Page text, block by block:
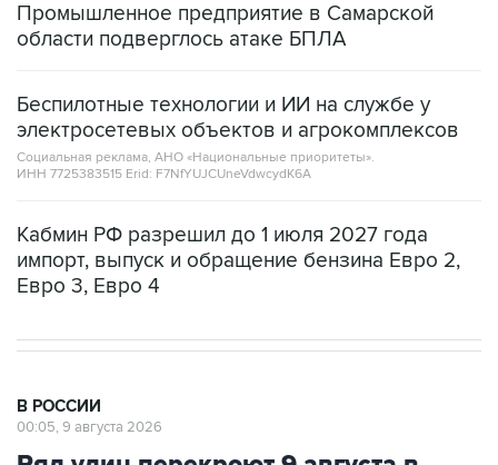
Промышленное предприятие в Самарской
области подверглось атаке БПЛА
Беспилотные технологии и ИИ на службе у
электросетевых объектов и агрокомплексов
Социальная реклама, АНО «Национальные приоритеты».
ИНН 7725383515 Erid: F7NfYUJCUneVdwcydK6A
Кабмин РФ разрешил до 1 июля 2027 года
импорт, выпуск и обращение бензина Евро 2,
Евро 3, Евро 4
В РОССИИ
00:05, 9 августа 2026